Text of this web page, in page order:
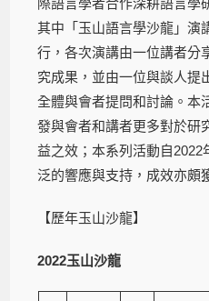
其中「玉山語言學沙龍」演
行，各次演講由一位講者分
究成果，並由一位與談人提
全體與會者提問和討論。本
發與會者和講者更多對於研
益之效；本系列活動自
泛的響應與支持，成效亦頗
【歷年玉山沙龍】
2022玉山沙龍